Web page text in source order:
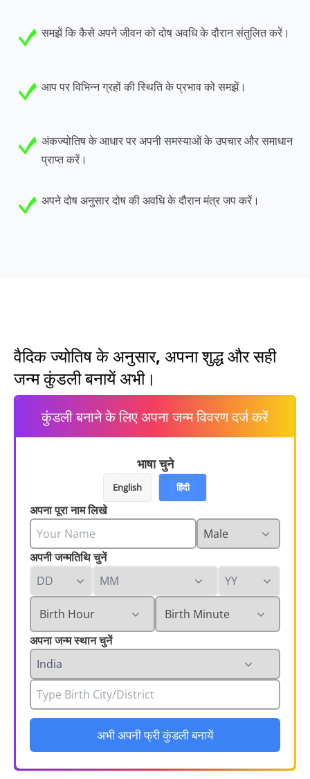
समझें कि कैसे अपने जीवन को दोष अवधि के दौरान संतुलित करें।
आप पर विभिन्न ग्रहों की स्थिति के प्रभाव को समझें।
अंकज्योतिष के आधार पर अपनी समस्याओं के उपचार और समाधान
प्राप्त करें।
अपने दोष अनुसार दोष की अवधि के दौरान मंत्र जप करें।
वैदिक ज्योतिष के अनुसार, अपना शुद्ध और सही
जन्म कुंडली बनायें अभी।
कुंडली बनाने के लिए अपना जन्म विवरण दर्ज करें
भाषा चुने
English हिंदी
अपना पूरा नाम लिखे
अपनी जन्मतिथि चुनें
अपना जन्म स्थान चुनें
अभी अपनी फ्री कुंडली बनायें